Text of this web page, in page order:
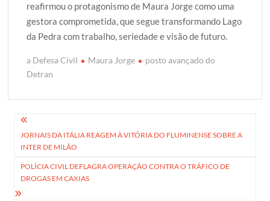
reafirmou o protagonismo de Maura Jorge como uma
gestora comprometida, que segue transformando Lago
da Pedra com trabalho, seriedade e visão de futuro.
a Defesa Civil Maura Jorge
posto avançado do
Detran
Navegação
de
Post
JORNAIS DA ITÁLIA REAGEM À VITÓRIA DO FLUMINENSE SOBRE A
INTER DE MILÃO
POLÍCIA CIVIL DEFLAGRA OPERAÇÃO CONTRA O TRÁFICO DE
DROGAS EM CAXIAS